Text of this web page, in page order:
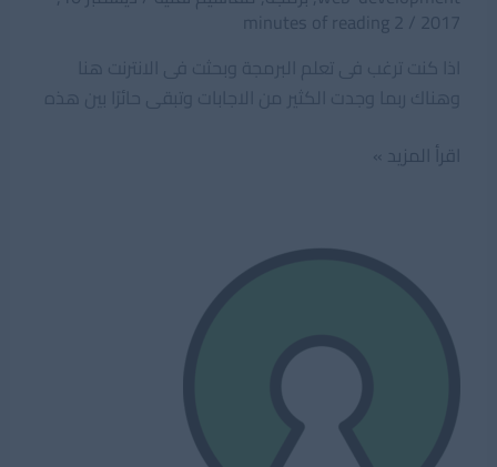
2017
/
2 minutes of reading
تعلم
الخطوات
البسيطة
اقرأ المزيد »